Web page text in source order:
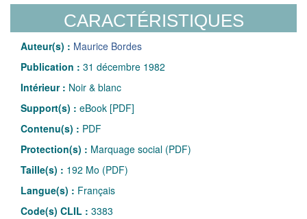
CARACTÉRISTIQUES
Auteur(s) : Maurice Bordes
Publication : 31 décembre 1982
Intérieur : Noir & blanc
Support(s) : eBook [PDF]
Contenu(s) : PDF
Protection(s) : Marquage social (PDF)
Taille(s) : 192 Mo (PDF)
Langue(s) : Français
Code(s) CLIL : 3383